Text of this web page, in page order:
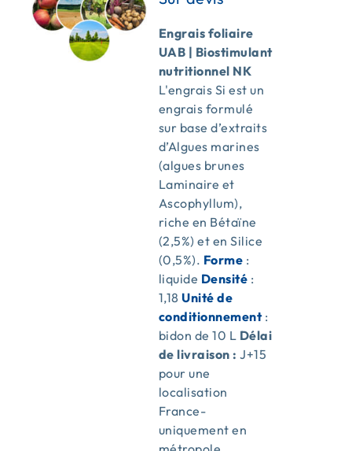
Engrais foliaire
UAB | Biostimulant
nutritionnel NK
L'engrais Si est un
engrais formulé
sur base d’extraits
d’Algues marines
(algues brunes
Laminaire et
Ascophyllum),
riche en Bétaïne
(2,5%) et en Silice
(0,5%). Forme :
liquide Densité :
1,18Unité de
conditionnement:
bidon de 10 L Délai
de livraison : J+15
pour une
localisation
France-
uniquement en